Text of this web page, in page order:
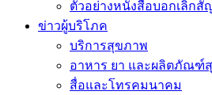
ตัวอย่างหนังสือบอกเลิกสั
ข่าวผู้บริโภค
บริการสุขภาพ
อาหาร ยา และผลิตภัณฑ์
สื่อและโทรคมนาคม